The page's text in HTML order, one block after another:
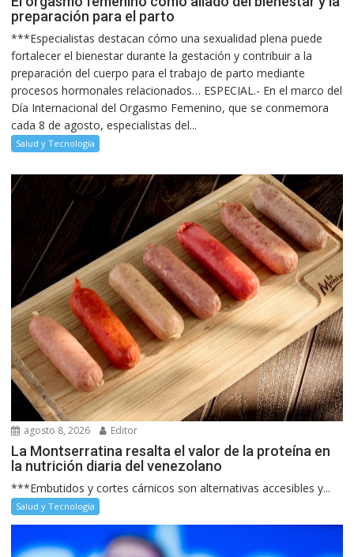
preparación para el parto
***Especialistas destacan cómo una sexualidad plena puede
fortalecer el bienestar durante la gestación y contribuir a la
preparación del cuerpo para el trabajo de parto mediante
procesos hormonales relacionados… ESPECIAL.- En el marco del
Día Internacional del Orgasmo Femenino, que se conmemora
cada 8 de agosto, especialistas del...
Salud y Tecnología
agosto 8, 2026 Editor
La Montserratina resalta el valor de la proteína en
la nutrición diaria del venezolano
***Embutidos y cortes cárnicos son alternativas accesibles y...
Salud y Tecnología